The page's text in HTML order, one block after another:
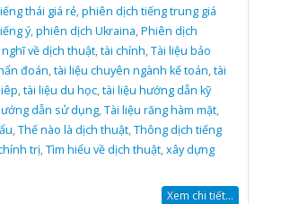
thái giá rẻ,phiên dịch tiếng trung giá
ý,phiên dịch Ukraina,Phiên dịch
nghĩ về dịch thuật,tài chính,Tài liệu bảo
đoán,tài liệu chuyên ngành kế toán,tài
,tài liệu du học,tài liệu hướng dẫn kỹ
dẫn sử dụng,Tài liệu răng hàm mặt,
,Thế nào là dịch thuật,Thông dịch tiếng
trị,Tìm hiểu về dịch thuật,xây dựng
Xem chi tiết...